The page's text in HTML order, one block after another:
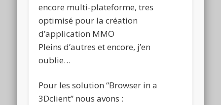
encore multi-plateforme, tres
optimisé pour la création
d’application MMO
Pleins d’autres et encore, j’en
oublie…
Pour les solution “Browser in a
3Dclient” nous avons :